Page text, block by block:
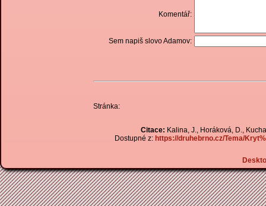
Komentář:
Sem napiš slovo Adamov:
Stránka:
Citace: Kalina, J., Horáková, D.,
Dostupné z: https://druhebrno.cz/Tema/